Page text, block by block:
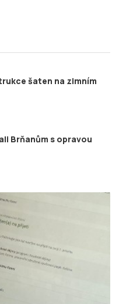
šaten na zimním
Brňanům s opravou